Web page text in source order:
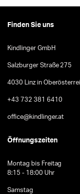
Finden Sie uns
Kindlinger GmbH
Salzburger Straße 275
4030 Linz in
+43 732 381 6410
office@kindlinger.at
Öffnungszeiten
Montag bis Freitag
8:15 - 18:00 Uhr
Samstag